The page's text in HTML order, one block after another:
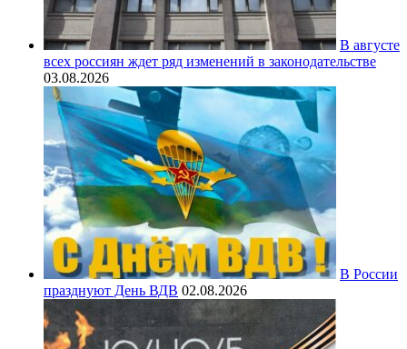
В августе
всех россиян ждет ряд изменений в законодательстве
03.08.2026
В России
празднуют День ВДВ 02.08.2026